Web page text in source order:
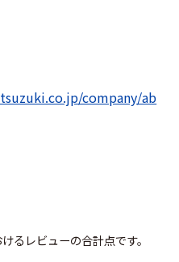
company/ab
るレビューの合計点です。